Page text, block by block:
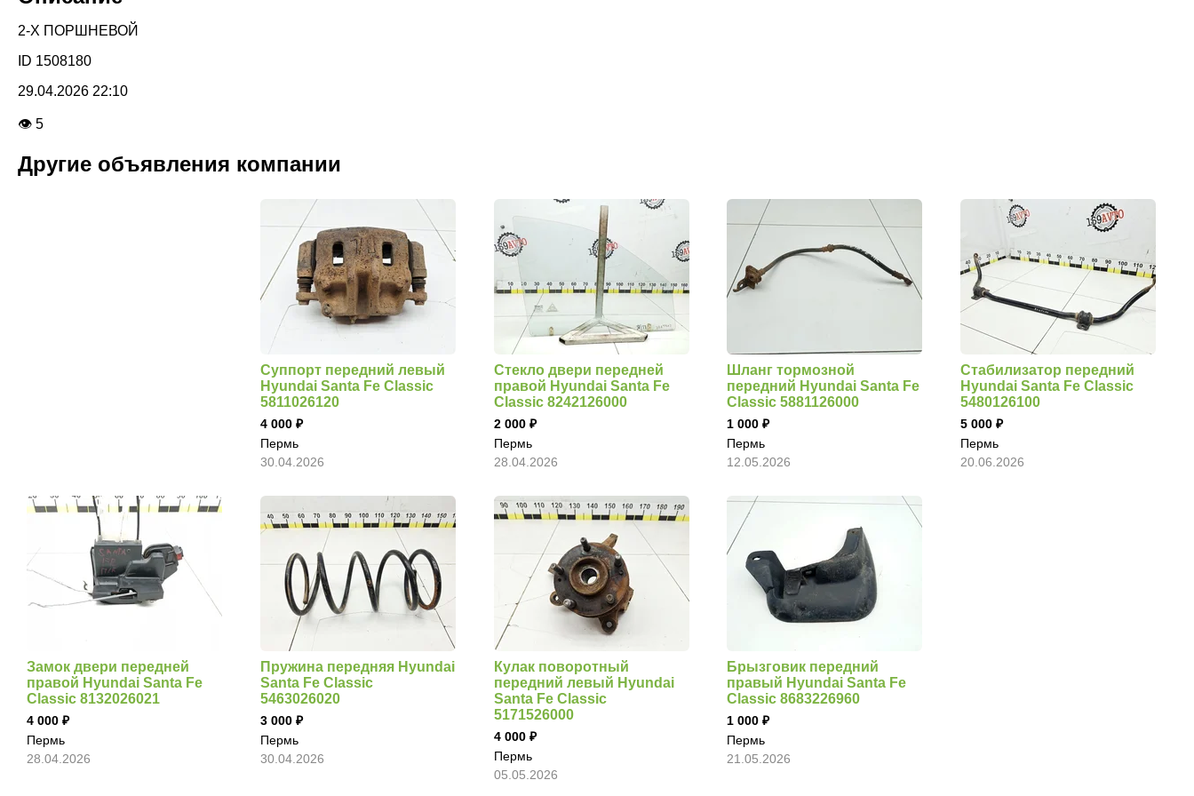
2-Х ПОРШНЕВОЙ
ID 1508180
29.04.2026 22:10
👁 5
Другие объявления компании
Суппорт передний левый
Hyundai Santa Fe Classic
5811026120
4 000
Пермь
30.04.2026
Стекло двери передней
правой Hyundai Santa Fe
Classic 8242126000
2 000
Пермь
28.04.2026
Шланг тормозной
передний Hyundai Santa Fe
Classic 5881126000
1 000
Пермь
12.05.2026
Стабилизатор передний
Hyundai Santa Fe Classic
5480126100
5 000
Пермь
20.06.2026
Замок двери передней
правой Hyundai Santa Fe
Classic 8132026021
4 000
Пермь
28.04.2026
Пружина передняя Hyundai
Santa Fe Classic
5463026020
3 000
Пермь
30.04.2026
Кулак поворотный
передний левый Hyundai
Santa Fe Classic
5171526000
4 000
Пермь
05.05.2026
Брызговик передний
правый Hyundai Santa Fe
Classic 8683226960
1 000
Пермь
21.05.2026